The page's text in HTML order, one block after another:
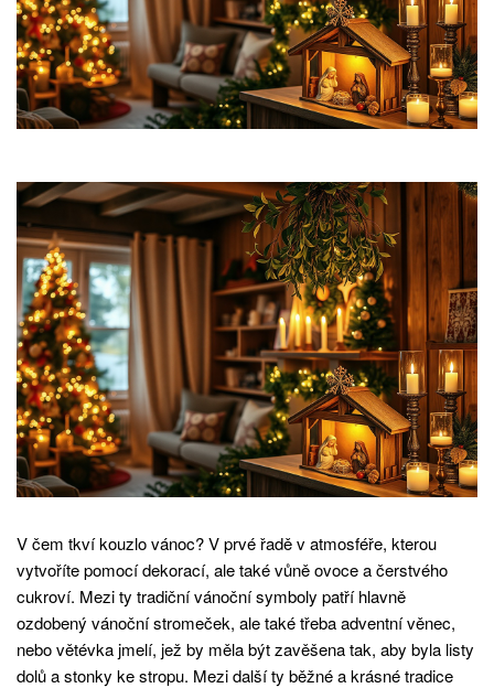
V čem tkví kouzlo vánoc? V prvé řadě v atmosféře, kterou
vytvoříte pomocí dekorací, ale také vůně ovoce a čerstvého
cukroví. Mezi ty tradiční vánoční symboly patří hlavně
ozdobený vánoční stromeček, ale také třeba adventní věnec,
nebo větévka jmelí, jež by měla být zavěšena tak, aby byla listy
dolů a stonky ke stropu. Mezi další ty běžné a krásné tradice